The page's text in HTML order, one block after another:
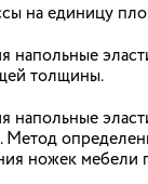
по
к
на единицу
толщины.
ножек мебели